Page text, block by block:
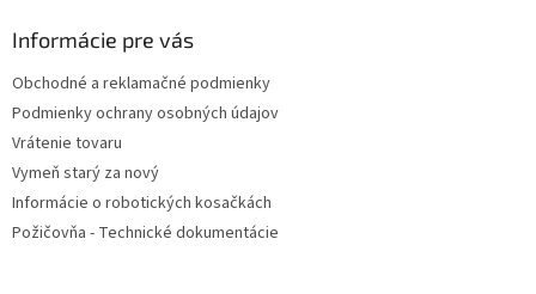
Informácie pre vás
Obchodné a reklamačné podmienky
Podmienky ochrany osobných údajov
Vrátenie tovaru
Vymeň starý za nový
Informácie o robotických kosačkách
Požičovňa - Technické dokumentácie